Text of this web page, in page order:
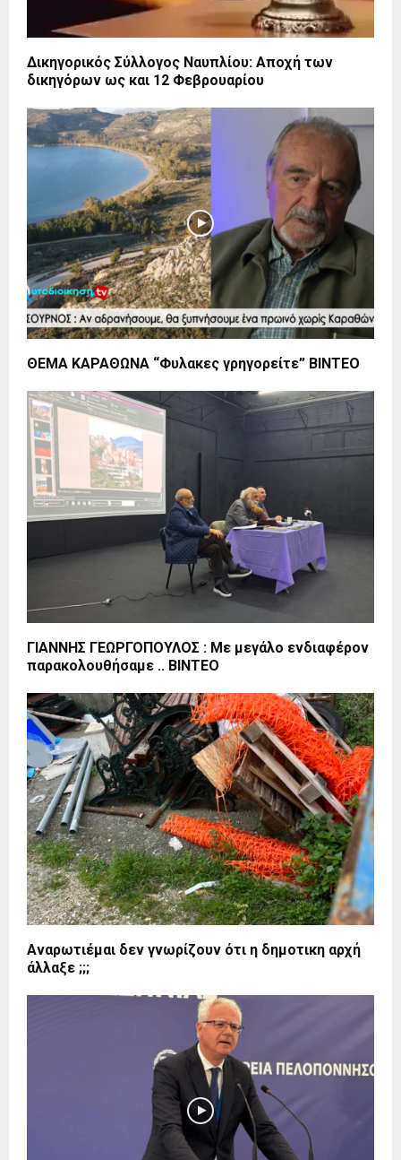
Δικηγορικός Σύλλογος Ναυπλίου: Αποχή των
δικηγόρων ως και 12 Φεβρουαρίου
ΘΕΜΑ ΚΑΡΑΘΩΝΑ “Φυλακες γρηγορείτε” ΒΙΝΤΕΟ
ΓΙΑΝΝΗΣ ΓΕΩΡΓΟΠΟΥΛΟΣ : Με μεγάλο ενδιαφέρον
παρακολουθήσαμε .. ΒΙΝΤΕΟ
Αναρωτιέμαι δεν γνωρίζουν ότι η δημοτικη αρχή
άλλαξε ;;;